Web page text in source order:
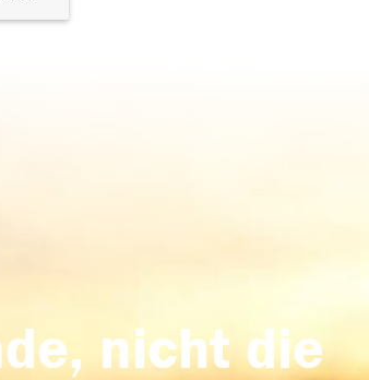
nicht die